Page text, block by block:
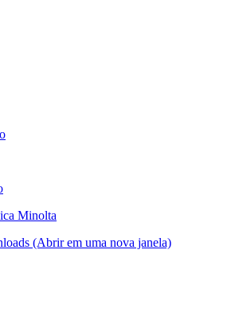
Minolta
(Abrir em uma nova janela)